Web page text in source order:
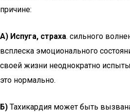
причине:
А) Испуга, страха. сильного
всплеска эмоционального
своей жизни неоднократно
это нормально.
Б) Тахикардия может быть